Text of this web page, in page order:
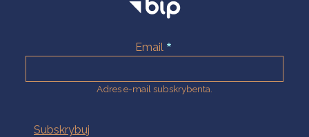
Email
Adres e-mail subskrybenta.